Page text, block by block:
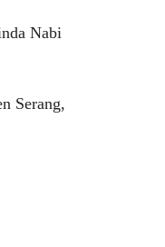
Nabi
Serang,